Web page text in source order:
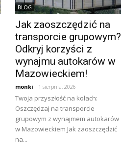
BLOG
Jak zaoszczędzić na
transporcie grupowym?
Odkryj korzyści z
wynajmu autokarów w
Mazowieckiem!
monki - 1 sierpnia, 2026
Twoja przyszłość na kołach:
Oszczędzaj na transporcie
grupowym z wynajmem autokarów
w Mazowieckiem Jak zaoszczędzić
na...